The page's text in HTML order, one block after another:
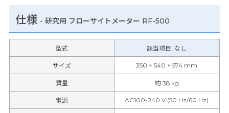
仕様 - 研究用 フローサイトメーター RF-500
型式 該当項目: なし
サイズ 350 × 540 × 574 mm
質量 約 38 kg
電源 AC100-240 V (50 Hz/60 Hz)